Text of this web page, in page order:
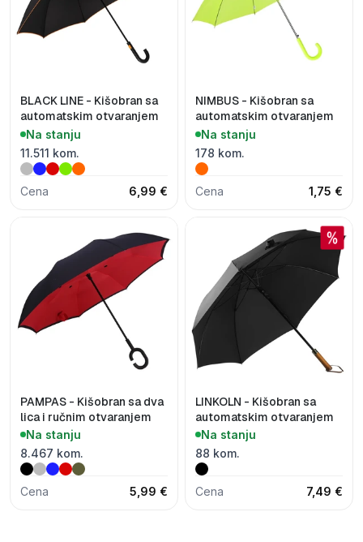
BLACK LINE - Kišobran sa
automatskim otvaranjem
Na stanju
11.511 kom.
Cena 6,99 €
NIMBUS - Kišobran sa
automatskim otvaranjem
Na stanju
178 kom.
Cena 1,75 €
PAMPAS - Kišobran sa dva
lica i ručnim otvaranjem
Na stanju
8.467 kom.
Cena 5,99 €
LINKOLN - Kišobran sa
automatskim otvaranjem
Na stanju
88 kom.
Cena 7,49 €